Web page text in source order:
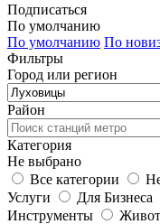
Подписаться
По умолчанию
По умолчанию По
Фильтры
Город или регион
Район
Категория
Не выбрано
Все категории
Услуги
Для Бизнеса
Инструменты